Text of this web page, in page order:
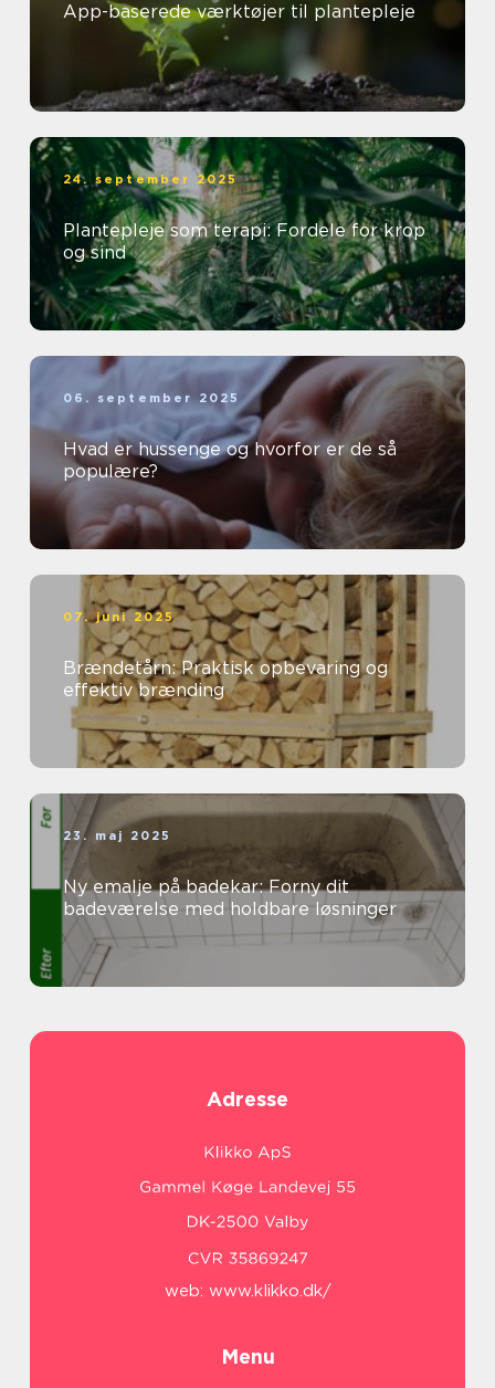
App-baserede værktøjer til plantepleje
24. september 2025
Plantepleje som terapi: Fordele for krop
og sind
06. september 2025
Hvad er hussenge og hvorfor er de så
populære?
07. juni 2025
Brændetårn: Praktisk opbevaring og
effektiv brænding
23. maj 2025
Ny emalje på badekar: Forny dit
badeværelse med holdbare løsninger
Adresse
web: www.klikko.dk/
Menu